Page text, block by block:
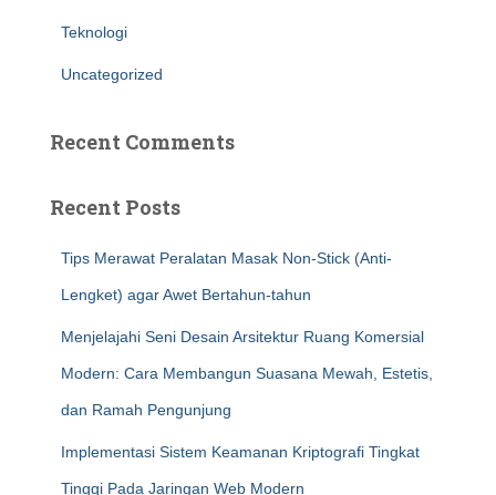
Teknologi
Uncategorized
Recent Comments
Recent Posts
Tips Merawat Peralatan Masak Non-Stick (Anti-
Lengket) agar Awet Bertahun-tahun
Menjelajahi Seni Desain Arsitektur Ruang Komersial
Modern: Cara Membangun Suasana Mewah, Estetis,
dan Ramah Pengunjung
Implementasi Sistem Keamanan Kriptografi Tingkat
Tinggi Pada Jaringan Web Modern